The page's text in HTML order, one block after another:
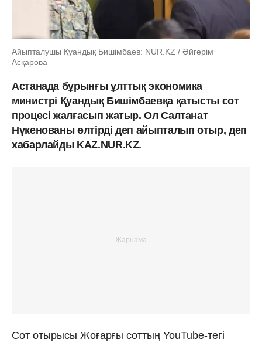
Айыпталушы Қуандық Бишімбаев: NUR.KZ / Әйгерім
Асқарова
Астанада бұрынғы ұлттық экономика
министрі Қуандық Бишімбаевқа қатысты сот
процесі жалғасып жатыр. Ол Салтанат
Нүкенованы өлтірді деп айыпталып отыр, деп
хабарлайды KAZ.NUR.KZ.
Сот отырысы Жоғарғы соттың YouTube-тегі